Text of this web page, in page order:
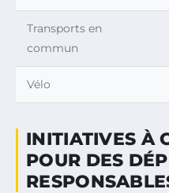
Transports en
commun
Vélo
INITIATIVES À
POUR DES